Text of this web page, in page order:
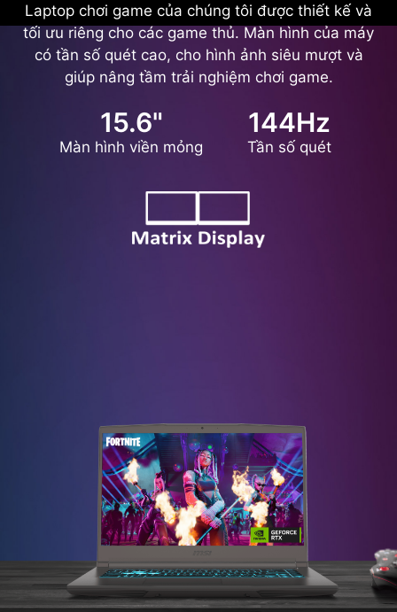
Laptop chơi game của chúng tôi được thiết kế và
tối ưu riêng cho các game thủ. Màn hình của máy
có tần số quét cao, cho hình ảnh siêu mượt và
giúp nâng tầm trải nghiệm chơi game.
15.6"
Màn hình viền mỏng
144Hz
Tần số quét